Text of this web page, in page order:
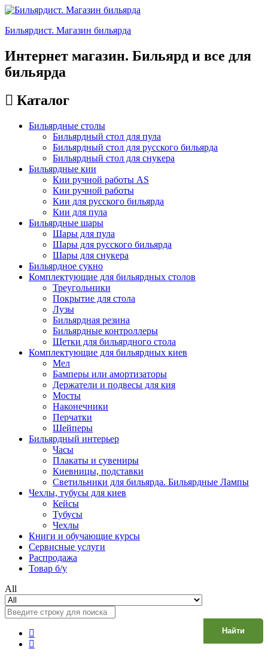
Бильярдист. Магазин бильярда
Интернет магазин. Бильярд и все для
бильярда
Каталог
Бильярдные столы
Бильярдный стол для пула
Бильярдный стол для русского бильярда
Бильярдный стол для снукера
Бильярдные кии
Кии ручной работы AS
Кии ручной работы
Кии для русского бильярда
Кии для пула
Бильярдные шары
Шары для пула
Шары для русского бильярда
Шары для снукера
Бильярдное сукно
Комплектующие для бильярдных столов
Треугольники
Покрытие для стола
Лузы
Бильярдная резина
Бильярдные контроллеры
Щетки для бильярдного стола
Комплектующие для бильярдных киев
Мел
Бамперы или амортизаторы
Держатели и подвесы для кия
Мосты
Наконечники
Перчатки
Шейперы
Бильярдный интерьер
Часы
Плакаты и сувениры
Киевницы, подставки
Светильники для бильярда. Бильярдные Лампы
Чехлы, тубусы для киев
Кейсы
Тубусы
Чехлы
Книги и обучающие курсы
Сервисные услуги
Распродажа
Товар б/у
All
Найти